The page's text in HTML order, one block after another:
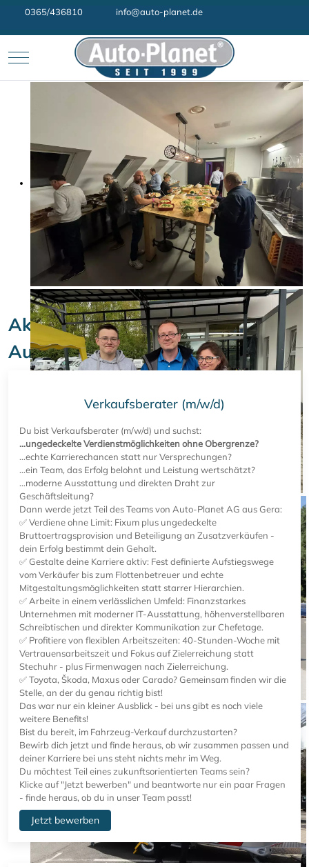
0365/436810 info@auto-planet.de
Mobile Menu Toggle
Aktuelle Stellenangebote bei der
Auto-Planet AG in Gera
Verkaufsberater (m/w/d)
Du bist Verkaufsberater (m/w/d) und suchst:
…ungedeckelte Verdienstmöglichkeiten ohne Obergrenze?
…echte Karrierechancen statt nur Versprechungen?
…ein Team, das Erfolg belohnt und Leistung wertschätzt?
…moderne Ausstattung und direkten Draht zur
Geschäftsleitung?
Dann werde jetzt Teil des Teams von Auto-Planet AG aus Gera:
✅ Verdiene ohne Limit: Fixum plus ungedeckelte
Bruttoertragsprovision und Beteiligung an Zusatzverkäufen -
dein Erfolg bestimmt dein Gehalt.
✅ Gestalte deine Karriere aktiv: Fest definierte Aufstiegswege
vom Verkäufer bis zum Flottenbetreuer und echte
Mitgestaltungsmöglichkeiten statt starrer Hierarchien.
✅ Arbeite in einem verlässlichen Umfeld: Finanzstarkes
Unternehmen mit moderner IT-Ausstattung, höhenverstellbaren
Schreibtischen und direkter Kommunikation zur Chefetage.
✅ Profitiere von flexiblen Arbeitszeiten: 40-Stunden-Woche mit
Vertrauensarbeitszeit und Fokus auf Zielerreichung statt
Stechuhr - plus Firmenwagen nach Zielerreichung.
✅ Toyota, Škoda, Maxus oder Carado? Gemeinsam finden wir die
Stelle, an der du genau richtig bist!
Das war nur ein kleiner Ausblick - bei uns gibt es noch viele
weitere Benefits!
Bist du bereit, im Fahrzeug-Verkauf durchzustarten?
Bewirb dich jetzt und finde heraus, ob wir zusammen passen und
deiner Karriere bei uns steht nichts mehr im Weg.
Du möchtest Teil eines zukunftsorientierten Teams sein?
Klicke auf "Jetzt bewerben" und beantworte nur ein paar Fragen
- finde heraus, ob du in unser Team passt!
Jetzt bewerben